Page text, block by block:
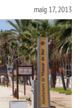
maig 17, 2013